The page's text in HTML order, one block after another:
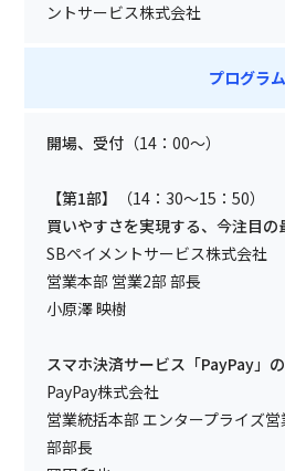
ントサービス株式会社
プログラム
開場、受付 （14：00～）
【第1部】
（14：30～15：50）
買いやすさを実現する、今注目
SBペイメントサービス株式会社
営業本部 営業2部 部長
小原澤 映樹
スマホ決済サービス「PayPay」
PayPay株式会社
営業統括本部 エンタープライズ
部部長